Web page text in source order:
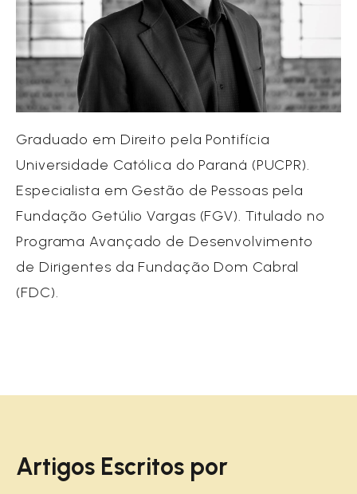
Graduado em Direito pela Pontifícia
Universidade Católica do Paraná (PUCPR).
Especialista em Gestão de Pessoas pela
Fundação Getúlio Vargas (FGV). Titulado no
Programa Avançado de Desenvolvimento
de Dirigentes da Fundação Dom Cabral
(FDC).
Artigos Escritos por